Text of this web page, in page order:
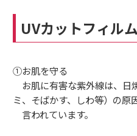
UVカットフィル
①お肌を守る
お肌に有害な紫外線は、日
ミ、そばかす、しわ等）の原
言われています。